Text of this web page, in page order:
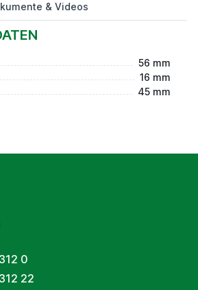
D=125, weich, Monoblock
& Videos
56 mm
16 mm
45 mm
0
22